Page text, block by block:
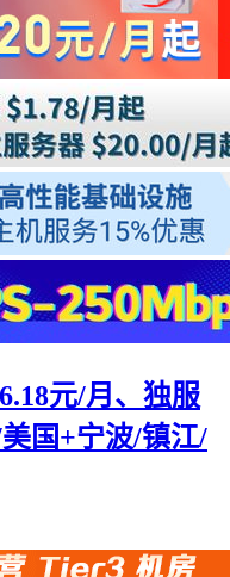
元/月、独服
国+宁波/镇江/